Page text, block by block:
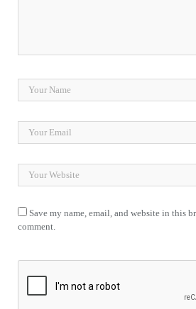
Save my name, email, and website in this
comment.